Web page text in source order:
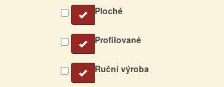
Ploché
Profilované
Ruční výroba